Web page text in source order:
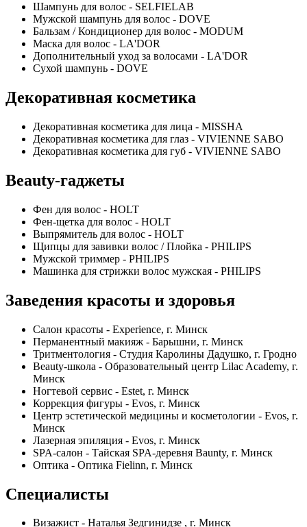
Шампунь для волос - SELFIELAB
Мужской шампунь для волос - DOVE
Бальзам / Кондиционер для волос - MODUM
Маска для волос - LA'DOR
Дополнительный уход за волосами - LA'DOR
Сухой шампунь - DOVE
Декоративная косметика
Декоративная косметика для лица - MISSHA
Декоративная косметика для глаз - VIVIENNE SABO
Декоративная косметика для губ - VIVIENNE SABO
Beauty-гаджеты
Фен для волос - HOLT
Фен-щетка для волос - HOLT
Выпрямитель для волос - HOLT
Щипцы для завивки волос / Плойка - PHILIPS
Мужской триммер - PHILIPS
Машинка для стрижки волос мужская - PHILIPS
Заведения красоты и здоровья
Салон красоты - Experience, г. Минск
Перманентный макияж - Барышни, г. Минск
Тритментология - Студия Каролины Дадушко, г. Гродно
Beauty-школа - Образовательный центр Lilac Academy, г.
Минск
Ногтевой сервис - Estet, г. Минск
Коррекция фигуры - Evos, г. Минск
Центр эстетической медицины и косметологии - Evos, г.
Минск
Лазерная эпиляция - Evos, г. Минск
SPA-салон - Тайская SPA-деревня Baunty, г. Минск
Оптика - Оптика Fielinn, г. Минск
Специалисты
Визажист - Наталья Зедгинидзе , г. Минск